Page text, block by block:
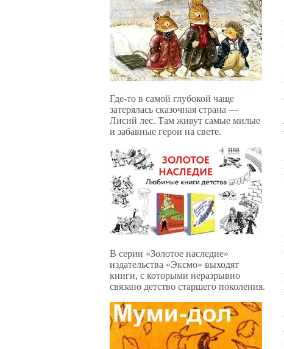
Где-то в самой глубокой чаще
затерялась сказочная страна —
Лисий лес. Там живут самые милые
и забавные герои на свете.
В серии «Золотое наследие»
издательства «Эксмо» выходят
книги, с которыми неразрывно
связано детство старшего поколения.